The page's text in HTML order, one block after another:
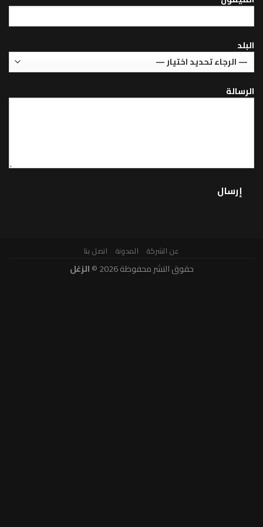
المدونة اتصل بنا
حقوق النشر محفوظة 2026 © الزغل